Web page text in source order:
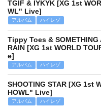
TGIF & IYKYK [XG 1st
WL" Live]
アルバム ハイレゾ
Tippy Toes & SOMETHING
RAIN [XG 1st WORLD
e]
アルバム ハイレゾ
SHOOTING STAR [XG 1st
HOWL" Live]
アルバム ハイレゾ